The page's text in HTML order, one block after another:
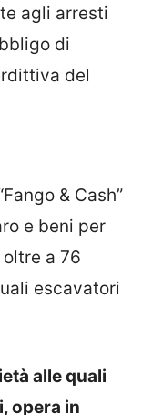
agli arresti
di
del
& Cash”
e beni per
a 76
escavatori
alle quali
opera in